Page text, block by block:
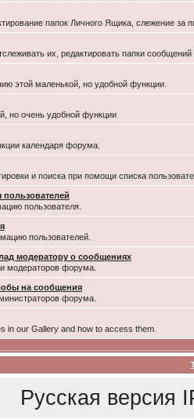
папок Личного Ящика, слежение за
их, редактировать папки
этой маленькой, но удобной функции.
но очень удобной функции
календаря форума.
и поиска при помощи списка
пользователя.
пользователей.
модератору о сообщениях
модераторов форума.
на сообщения
форума.
in our Gallery and how to access them.
Русская версия